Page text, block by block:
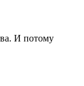
И потому